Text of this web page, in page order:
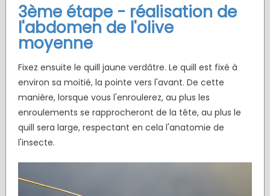
3ème étape - réalisation de
l'abdomen de l'olive
moyenne
Fixez ensuite le quill jaune verdâtre. Le quill est fixé à
environ sa moitié, la pointe vers l'avant. De cette
manière, lorsque vous l'enroulerez, au plus les
enroulements se rapprocheront de la tête, au plus le
quill sera large, respectant en cela l'anatomie de
l'insecte.